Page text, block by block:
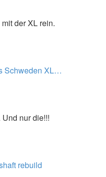
der XL rein.
Schweden XL…
nur die!!!
rebuild